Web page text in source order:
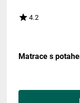
4.2
Matrace s